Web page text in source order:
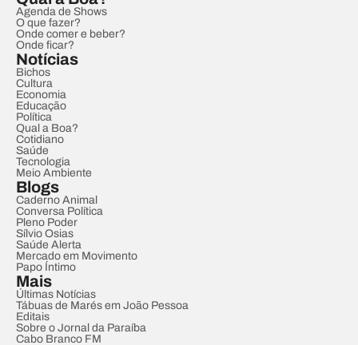
Agenda de Shows
O que fazer?
Onde comer e beber?
Onde ficar?
Notícias
Bichos
Cultura
Economia
Educação
Política
Qual a Boa?
Cotidiano
Saúde
Tecnologia
Meio Ambiente
Blogs
Caderno Animal
Conversa Política
Pleno Poder
Sílvio Osias
Saúde Alerta
Mercado em Movimento
Papo Íntimo
Mais
Últimas Notícias
Tábuas de Marés em João Pessoa
Editais
Sobre o Jornal da Paraíba
Cabo Branco FM